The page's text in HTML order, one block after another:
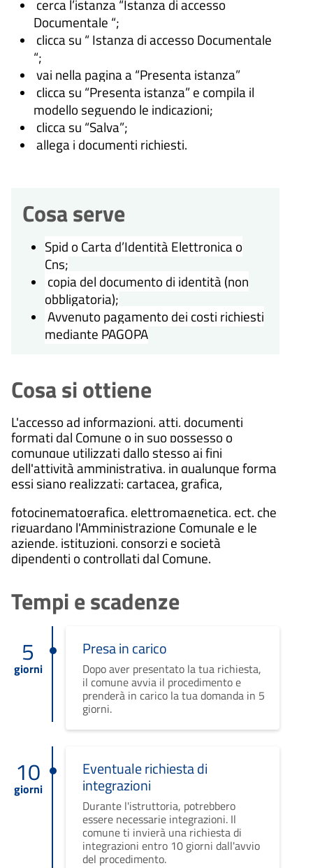
cerca l’istanza “Istanza di accesso
Documentale “;
clicca su “ Istanza di accesso Documentale
“;
vai nella pagina a “Presenta istanza”
clicca su “Presenta istanza” e compila il
modello seguendo le indicazioni;
clicca su “Salva”;
allega i documenti richiesti.
Cosa serve
Spid o Carta d’Identità Elettronica o
Cns;
copia del documento di identità (non
obbligatoria);
Avvenuto pagamento dei costi richiesti
mediante PAGOPA
Cosa si ottiene
L'accesso ad informazioni, atti, documenti
formati dal Comune o in suo possesso o
comunque utilizzati dallo stesso ai fini
dell'attività amministrativa, in qualunque forma
essi siano realizzati: cartacea, grafica,
fotocinematografica, elettromagnetica, ect. che
riguardano l'Amministrazione Comunale e le
aziende, istituzioni, consorzi e società
dipendenti o controllati dal Comune.
Tempi e scadenze
5
giorni
Presa in carico
Dopo aver presentato la tua richiesta,
il comune avvia il procedimento e
prenderà in carico la tua domanda in 5
giorni.
10
giorni
Eventuale richiesta di
integrazioni
Durante l'istruttoria, potrebbero
essere necessarie integrazioni. Il
comune ti invierà una richiesta di
integrazioni entro 10 giorni dall'avvio
del procedimento.